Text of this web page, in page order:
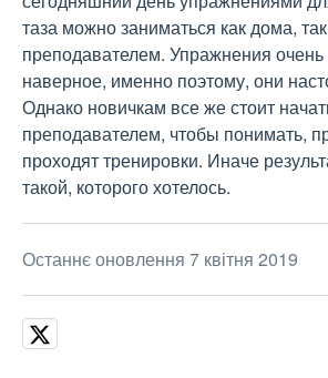
таза можно заниматься как дома,
преподавателем. Упражнения
наверное, именно поэтому, они
Однако новичкам все же стоит
преподавателем, чтобы понимать,
проходят тренировки. Иначе
такой, которого хотелось.
Останнє оновлення 7 квітня 2019